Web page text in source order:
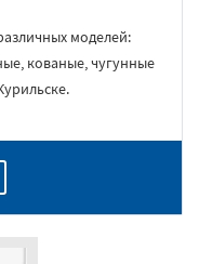
моделей:
кованые, чугунные